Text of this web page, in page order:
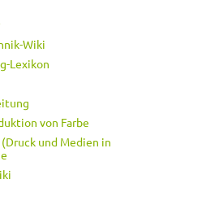
Wiki
Lexikon
von Farbe
und Medien in